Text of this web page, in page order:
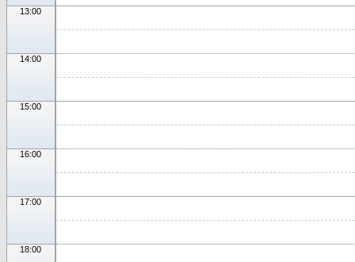
13:00
14:00
15:00
16:00
17:00
18:00